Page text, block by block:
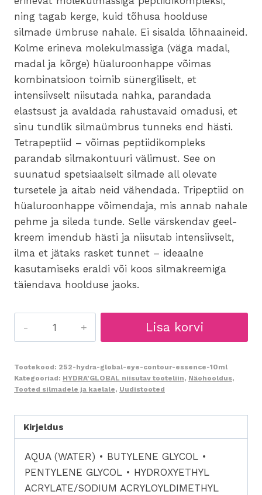
ning tagab kerge, kuid tõhusa hoolduse
silmade ümbruse nahale. Ei sisalda lõhnaaineid.
Kolme erineva molekulmassiga (väga madal,
madal ja kõrge) hüaluroonhappe võimas
kombinatsioon toimib sünergiliselt, et
intensiivselt niisutada nahka, parandada
elastsust ja avaldada rahustavaid omadusi, et
sinu tundlik silmaümbrus tunneks end hästi.
Tetrapeptiid – võimas peptiidikompleks
parandab silmakontuuri välimust. See on
suunatud spetsiaalselt silmade all olevate
tursetele ja aitab neid vähendada. Tripeptiid on
hüaluroonhappe võimendaja, mis annab nahale
pehme ja sileda tunde. Selle värskendav geel-
kreem imendub hästi ja niisutab intensiivselt,
ilma et jätaks rasket tunnet – ideaalne
kasutamiseks eraldi või koos silmakreemiga
täiendava hoolduse jaoks.
Eye
Contour
10ml
silmaümbrusele
kogus
Lisa korvi
Tootekood: 252-hydra-global-eye-contour-essence-10ml
Kategooriad: HYDRA’GLOBAL niisutav tooteliin, Näohooldus,
Tooted silmadele ja kaelale, Uudistooted
Kirjeldus
AQUA (WATER) • BUTYLENE GLYCOL •
PENTYLENE GLYCOL • HYDROXYETHYL
ACRYLATE/SODIUM ACRYLOYLDIMETHYL